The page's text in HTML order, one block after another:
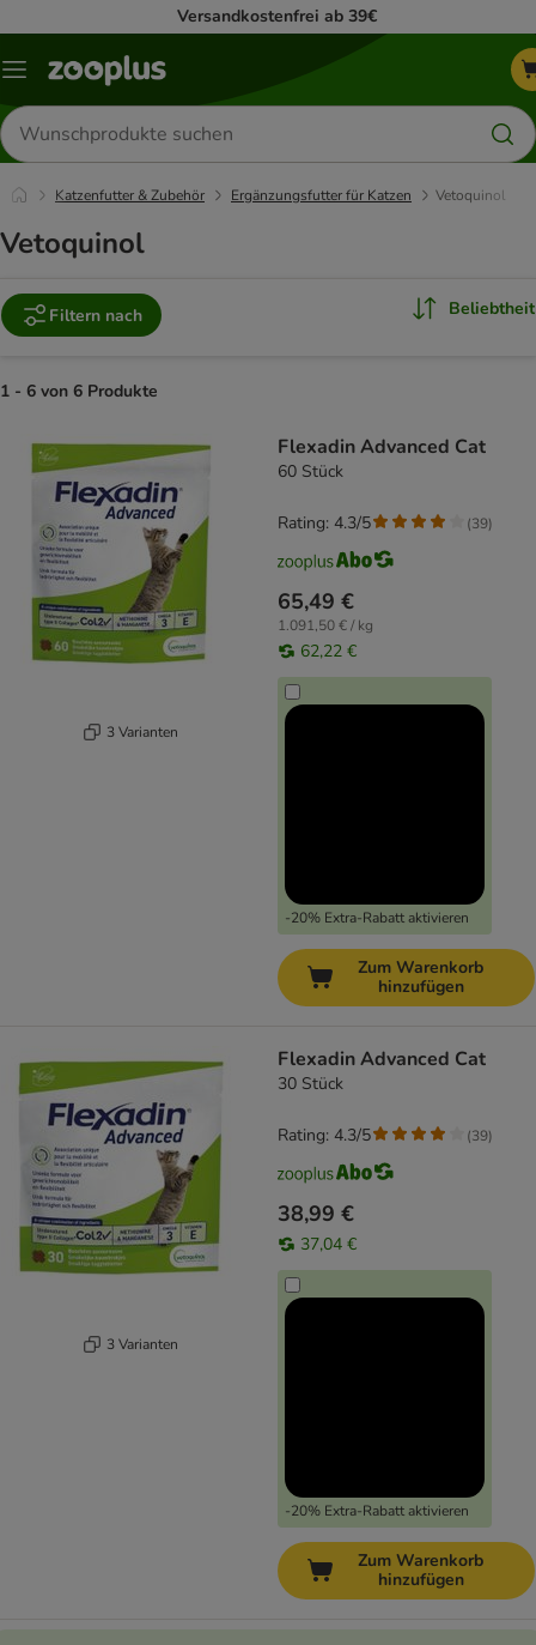
Versandkostenfrei ab 39€
Menü
Produkte
suchen
Katzenfutter & Zubehör Ergänzungsfutter für Katzen Vetoquinol
Vetoquinol
Filtern nach Beliebtheit
1 - 6 von 6 Produkte
3 Varianten
Flexadin Advanced Cat
60 Stück
65,49 €
1.091,50 € / kg
62,22 €
-20% Extra-Rabatt aktivieren
Rating: 4.3/5 (39)
Zum Warenkorb
hinzufügen
3 Varianten
Flexadin Advanced Cat
30 Stück
38,99 €
37,04 €
-20% Extra-Rabatt aktivieren
Rating: 4.3/5 (39)
Zum Warenkorb
hinzufügen